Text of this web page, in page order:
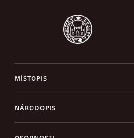
MÍSTOPIS
NÁRODOPIS